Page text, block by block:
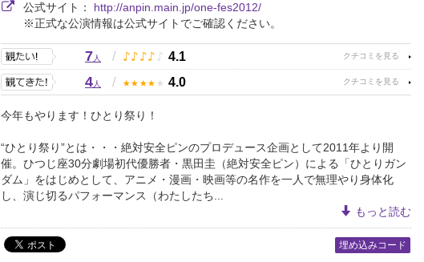
公式サイト： http://anpin.main.jp/one-fes2012/
※正式な公演情報は公式サイトでご確認ください。
7人 / ♪ ♪ ♪ ♪ ♪ 4.1
4人 / ★ ★ ★ ★ ★ 4.0
今年もやります！ひとり祭り！
“ひとり祭り”とは・・・絶対安全ピンのプロデュース企画として2011年より開
催。ひつじ座30分劇場初代優勝者・黒田圭（絶対安全ピン）による「ひとりガン
ダム」をはじめとして、アニメ・漫画・映画等の名作を一人で無理やり身体化
し、演じ切るパフォーマンス（わたしたち...
もっと読む
埋め込みコード